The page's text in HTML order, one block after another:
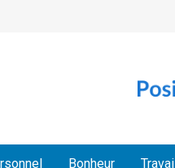
Bonheur Travail